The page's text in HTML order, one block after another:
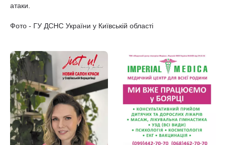
атаки.
Фото - ГУ ДСНС України у Київській області